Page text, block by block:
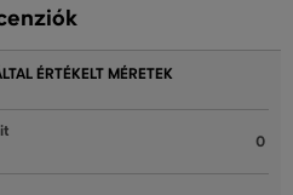
ÉRTÉKELT MÉRETEK
0